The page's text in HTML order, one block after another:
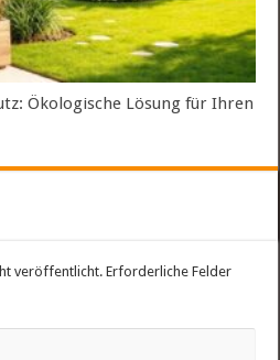
Ökologische Lösung für Ihren
veröffentlicht. Erforderliche Felder